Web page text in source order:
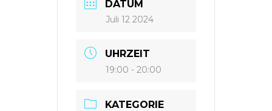
DATUM
Juli 12 2024
UHRZEIT
19:00 - 20:00
KATEGORIE